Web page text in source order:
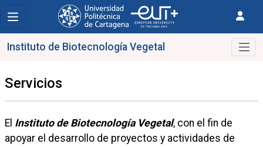
Instituto de Biotecnología Vegetal
Servicios
El Instituto de Biotecnología Vegetal, con el fin de
apoyar el desarrollo de proyectos y actividades de